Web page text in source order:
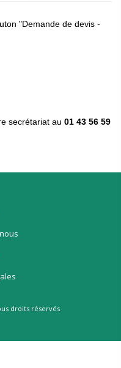
"Demande de devis -
secrétariat au 01 43 56 59
droits réservés